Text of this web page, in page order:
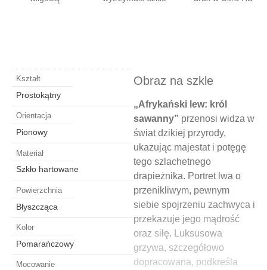
Obraz na szkle
„Afrykański lew: król
sawanny” przenosi widza w
świat dzikiej przyrody,
ukazując majestat i potęgę
tego szlachetnego
drapieżnika. Portret lwa o
przenikliwym, pewnym
siebie spojrzeniu zachwyca i
przekazuje jego mądrość
oraz siłę. Luksusowa
grzywa, szczegółowo
dopracowana, podkreśla
Kształt
Prostokątny
Orientacja
Pionowy
Materiał
Szkło hartowane
Powierzchnia
Błyszcząca
Kolor
Pomarańczowy
Mocowanie